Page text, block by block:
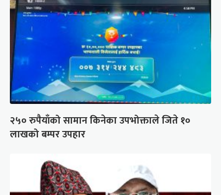
२५० रुपैयाँको सामान किनेका उपभोक्ताले जिते १०
लाखको बम्पर उपहार